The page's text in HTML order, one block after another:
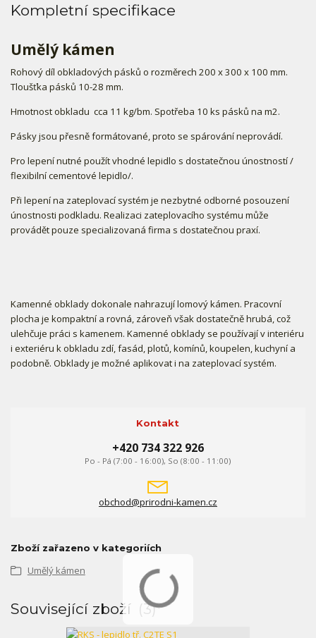
Kompletní specifikace
Umělý kámen
Rohový díl obkladových pásků o rozměrech 200 x 300 x 100 mm.
Tloušťka pásků 10-28 mm.
Hmotnost obkladu cca 11 kg/bm. Spotřeba 10 ks pásků na m2.
Pásky jsou přesně formátované, proto se spárování neprovádí.
Pro lepení nutné použít vhodné lepidlo s dostatečnou únostností /
flexibilní cementové lepidlo/.
Při lepení na zateplovací systém je nezbytné odborné posouzení
únostnosti podkladu. Realizaci zateplovacího systému může
provádět pouze specializovaná firma s dostatečnou praxí.
Kamenné obklady dokonale nahrazují lomový kámen. Pracovní
plocha je kompaktní a rovná, zároveň však dostatečně hrubá, což
ulehčuje práci s kamenem. Kamenné obklady se používají v interiéru
i exteriéru k obkladu zdí, fasád, plotů, komínů, koupelen, kuchyní a
podobně. Obklady je možné aplikovat i na zateplovací systém.
Kontakt
+420 734 322 926
Po - Pá (7:00 - 16:00), So (8:00 - 11:00)
obchod@prirodni-kamen.cz
Zboží zařazeno v kategoriích
Umělý kámen
Související zboží 3